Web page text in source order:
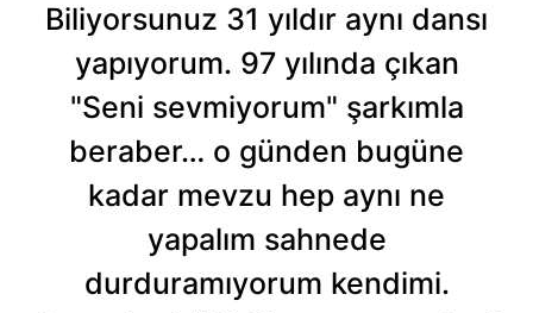
Biliyorsunuz 31 yıldır aynı dansı
yapıyorum. 97 yılında çıkan
"Seni sevmiyorum" şarkımla
beraber… o günden bugüne
kadar mevzu hep aynı ne
yapalım sahnede
durduramıyorum kendimi.